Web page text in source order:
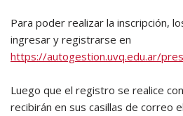
Para poder realizar la inscripción,
ingresar y registrarse en
https://autogestion.uvq.edu.ar/
Luego que el registro se realice
recibirán en sus casillas de correo